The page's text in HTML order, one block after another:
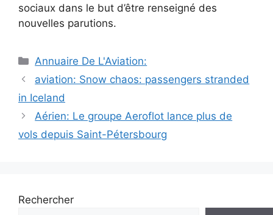
sociaux dans le but d’être renseigné des
nouvelles parutions.
Catégories
Annuaire De L'Aviation:
Navigation
des
aviation: Snow chaos: passengers stranded
in Iceland
Aérien: Le groupe Aeroflot lance plus de
vols depuis Saint-Pétersbourg
Rechercher